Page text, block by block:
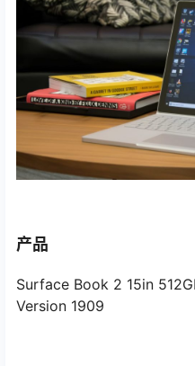
产品
Surface Book 2 15in
Version 1909